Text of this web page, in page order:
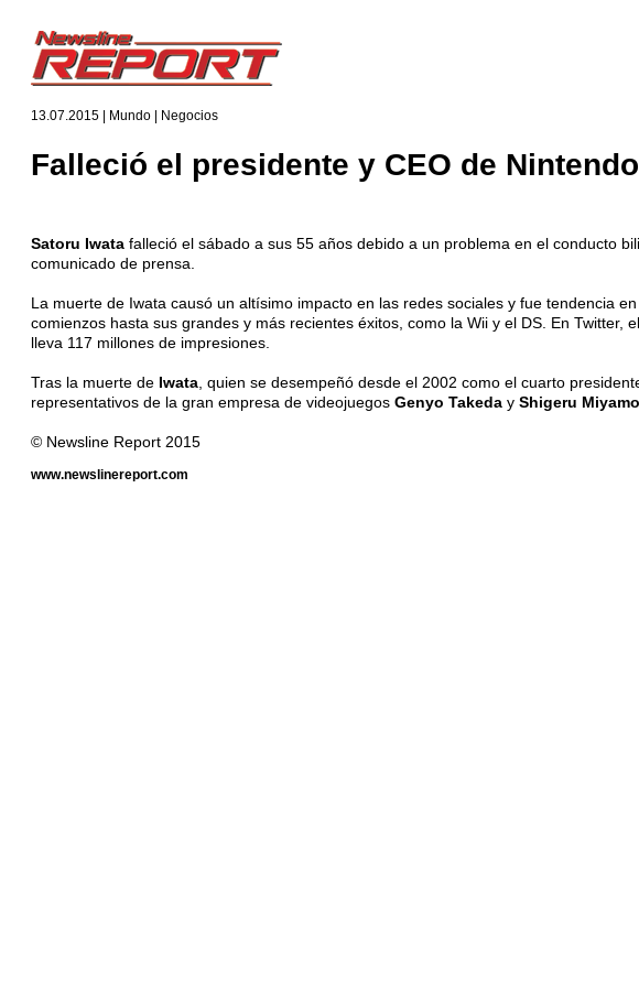
13.07.2015 | Mundo | Negocios
Falleció el presidente y CEO de Nintendo
Satoru Iwata falleció el sábado a sus 55 años debido a un problema en el conducto
comunicado de prensa.
La muerte de Iwata causó un altísimo impacto en las redes sociales y fue tendencia en
comienzos hasta sus grandes y más recientes éxitos, como la Wii y el DS. En
lleva 117 millones de impresiones.
Tras la muerte de Iwata , quien se desempeñó desde el 2002 como el cuarto
representativos de la gran empresa de videojuegos Genyo Takeda y Shigeru
© Newsline Report 2015
www.newslinereport.com